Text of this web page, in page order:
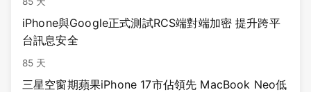
iPhone與Google正式測試RCS端對端加密 提升跨平
台訊息安全
85 天
三星空窗期蘋果iPhone 17市佔領先 MacBook Neo低